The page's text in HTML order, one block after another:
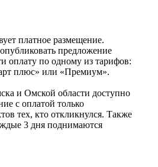
платное размещение.
предложение
оплату по одному из тарифов:
плюс» или «Премиум».
и Омской области доступно
с оплатой только
тех, кто откликнулся. Также
3 дня поднимаются